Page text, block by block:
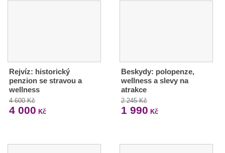
Rejvíz: historický
penzion se stravou a
wellness
4 600 Kč
4 000 Kč
Beskydy: polopenze,
wellness a slevy na
atrakce
2 245 Kč
1 990 Kč